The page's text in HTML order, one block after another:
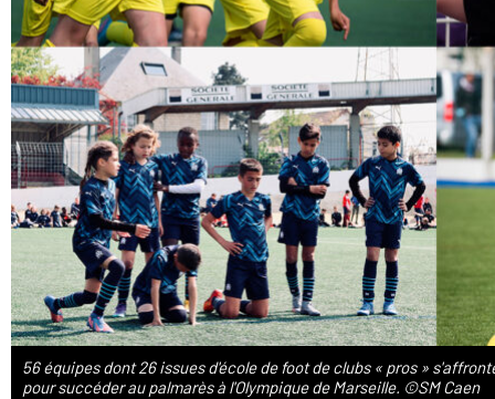
56 équipes dont 26 issues d'école de foot de clubs « pros »
pour succéder au palmarès à l'Olympique de Marseille. ©SM Caen